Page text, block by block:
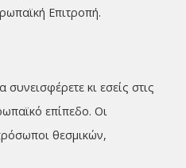
Επιτροπή.
κι εσείς στις
επίπεδο. Οι
θεσμικών,